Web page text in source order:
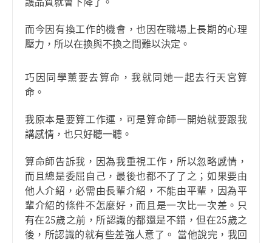
而今因有換工作的機會，也因在職場上長期的心理
壓力，所以在換與不換之間難以決定。
巧因同學薰要去算命，我就同她一起去行天宮算
命。
我原本是要算工作運，可是算命師一開始就要跟我
講感情，也只好聽一聽。
算命師告訴我，因為我重視工作，所以忽略感情，
而且總是委屈自己，最後也都不了了之；如果要由
他人介紹，必需由長輩介紹，不能由平輩，因為平
輩介紹的條件不怎麼好，而且是一次比一次差。只
有在25歲之前，所認識的都還是不錯，但在25歲之
後，所認識的就有些差強人意了。 當他說完，我回